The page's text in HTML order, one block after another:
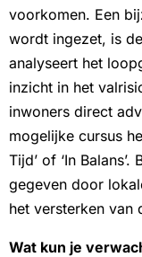
voorkomen. Een
wordt ingezet, is
analyseert het
inzicht in het
inwoners direct
mogelijke cursus
Tijd’ of ‘In
gegeven door
het versterken van
Wat kun je